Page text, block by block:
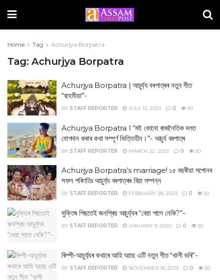
Home Tag Achurjya Borpatra
Tag: Achurjya Borpatra
Achurjya Borpatra | আচুৰ্য্য বৰপাত্ৰৰ নতুন গীত
“বহেমীয়া”-
BY STAFF REPORTER JULY 12, 2023 0 50
Achurjya Borpatra I “মই কোনো ৰাজনৈতিক দলত
যোগদান কৰাৰ কথা সম্পূৰ্ণ ভিত্তিহীন।”- আচুৰ্য বৰপাত্ৰ
BY STAFF REPORTER MARCH 22, 2023 0 50
Achurjya Borpatra’s marriage! ১৫ বছৰীয়া সপোনৰ
সফল পৰিণতিঃ আচুৰ্য্য বৰপাত্ৰৰ বিয়া সম্পন্ন
BY STAFF REPORTER FEBRUARY 28, 2023 0 50
মুক্তিৰ পিছতেই জনপ্ৰিয় আচুৰ্য্যৰ “বেয়া পালে নেকি?”-
BY STAFF REPORTER JANUARY 9, 2020 0 50
ৰিম্পী-আচুৰ্য্যৰ কথাৰে আহি আছে এটি নতুন গীত “খালী ভৰি”-
BY STAFF REPORTER NOVEMBER 16, 2019 0 50